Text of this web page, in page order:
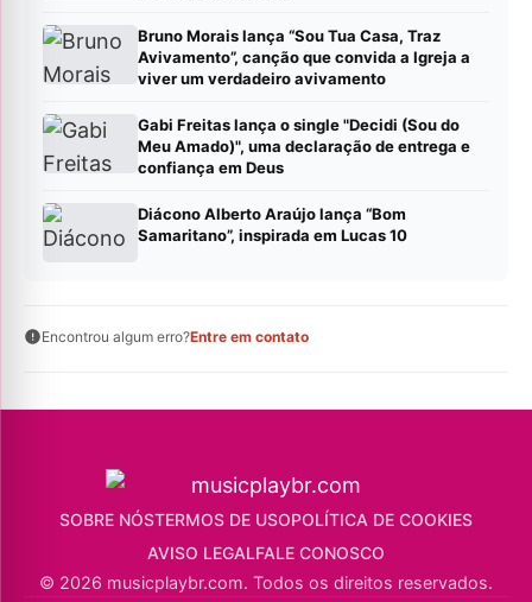
Bruno Morais lança “Sou Tua Casa, Traz
Avivamento”, canção que convida a Igreja a
viver um verdadeiro avivamento
Gabi Freitas lança o single "Decidi (Sou do
Meu Amado)", uma declaração de entrega e
confiança em Deus
Diácono Alberto Araújo lança “Bom
Samaritano”, inspirada em Lucas 10
Encontrou algum erro?Entre em contato
SOBRE NÓSTERMOS DE USOPOLÍTICA DE COOKIES
AVISO LEGALFALE CONOSCO
© 2026 musicplaybr.com. Todos os direitos reservados.